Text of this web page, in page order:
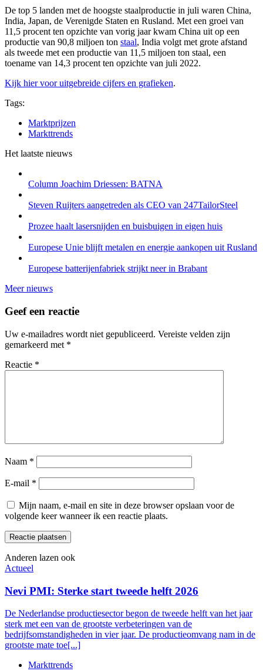
De top 5 landen met de hoogste staalproductie in juli waren China,
India, Japan, de Verenigde Staten en Rusland. Met een groei van
11,5 procent ten opzichte van vorig jaar kwam China uit op een
productie van 90,8 miljoen ton staal, India volgt met grote afstand
als tweede met een productie van 11,5 miljoen ton staal, een
toename van 14,3 procent ten opzichte van juli 2022.
Kijk hier voor uitgebreide cijfers en grafieken.
Tags:
Marktprijzen
Markttrends
Het laatste nieuws
Column Joachim Driessen: BATNA
Steven Ruijters aangetreden als CEO van 247TailorSteel
Prozee haalt lasersnijden en buisbuigen in eigen huis
Europese Unie blijft metalen en energie aankopen uit Rusland
Europese batterijenfabriek strijkt neer in Brabant
Meer nieuws
Geef een reactie
Uw e-mailadres wordt niet gepubliceerd. Vereiste velden zijn
gemarkeerd met *
Reactie *
Naam *
E-mail *
Mijn naam, e-mail en site in deze browser opslaan voor de
volgende keer wanneer ik een reactie plaats.
Anderen lazen ook
Actueel
Nevi PMI: Sterke start tweede helft 2026
De Nederlandse productiesector begon de tweede helft van het jaar
sterk met een van de grootste verbeteringen van de
bedrijfsomstandigheden in vier jaar. De productieomvang nam in de
grootste mate toe[...]
Markttrends